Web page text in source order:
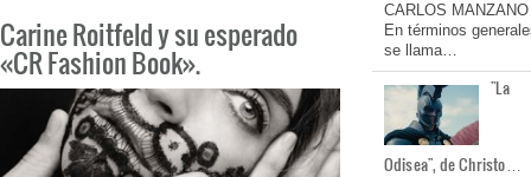
Carine Roitfeld y su esperado
«CR Fashion Book».
CARLOS MANZANO
En términos
se llama…
"La
Odisea", de Christo…